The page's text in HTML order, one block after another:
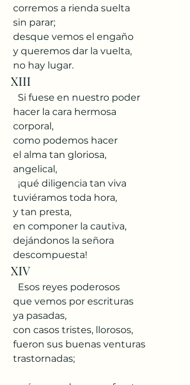
corremos a rienda suelta
sin parar;
desque vemos el engaño
y queremos dar la vuelta,
no hay lugar.
XIII
Si fuese en nuestro poder
hacer la cara hermosa
corporal,
como podemos hacer
el alma tan gloriosa,
angelical,
¡qué diligencia tan viva
tuviéramos toda hora,
y tan presta,
en componer la cautiva,
dejándonos la señora
descompuesta!
XIV
Esos reyes poderosos
que vemos por escrituras
ya pasadas,
con casos tristes, llorosos,
fueron sus buenas venturas
trastornadas;